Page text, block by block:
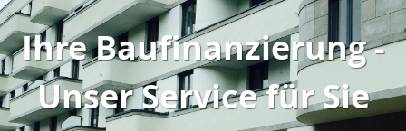
Ihre Baufinanzierung -
Unser Service für Sie